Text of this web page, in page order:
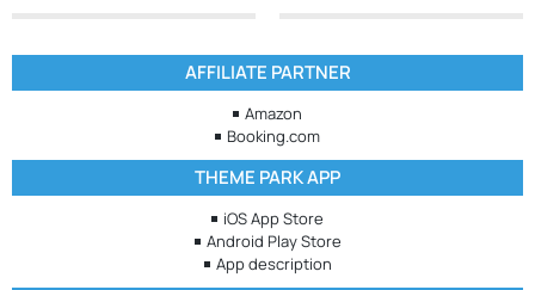
AFFILIATE PARTNER
Amazon
Booking.com
THEME PARK APP
iOS App Store
Android Play Store
App description